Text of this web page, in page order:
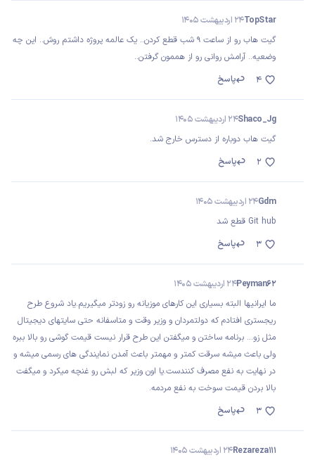
TopStar24 اردیبهشت 1405
گیت هاب رو از ساعت 9 شب قطع کردن.. یک عالمه پروژه داشتم روش.. این چه
وضعیه.. آرامش روانی رو از هممون گرفتن..
پاسخ
4
Shaco_Jg24 اردیبهشت 1405
گیت هاب دوباره از دسترس خارج شد.
پاسخ
2
Gdm24 اردیبهشت 1405
Git hub قطع شد
پاسخ
3
Peyman6224 اردیبهشت 1405
ما ایرانیها البته بسیاری این کارهای موزیانه رو زودتر میگیریم.یاد شروع طرح
ریجستری افتادم که دولتمردان و وزیر وقت و متاسفانه حتی سایتهای دیجیتال
مثل زو... برنامه ساختن و میگفتن این طرح قرار نیست قیمت گوشی رو بالا ببره
ولی باعث میشه سرقت کمتر و مهمتر باعث آمدن نمایندگی های رسمی میشه و
در نهایت به نفع مصرف کنندست.یا اون وزیر که لبش رو غنچه میکرد و میگفت
بالا بردن قیمت سوخت به نفع مردمه.
پاسخ
3
Rezareza11124 اردیبهشت 1405